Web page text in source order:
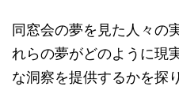
同窓会の夢を見た人々の
れらの夢がどのように現
な洞察を提供するかを探